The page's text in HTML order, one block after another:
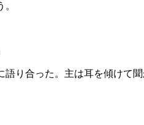
り合った。主は耳を傾けて